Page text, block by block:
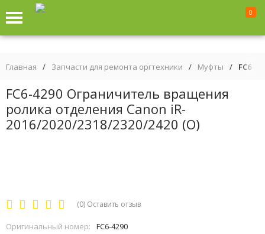
0
Главная / Запчасти для ремонта оргтехники / Муфты / FC6-
FC6-4290 Ограничитель вращения
ролика отделения Canon iR-
2016/2020/2318/2320/2420 (O)
(0) Оставить отзыв
Оригинальный номер:
FC6-4290